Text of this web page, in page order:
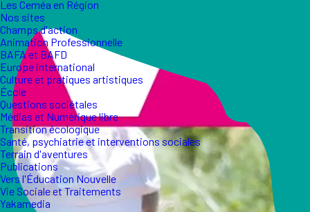
Les Ceméa en Région
Nos sites
Champs d'action
Animation Professionnelle
BAFA et BAFD
Europe international
Culture et pratiques artistiques
École
Questions sociétales
Médias et Numérique libre
Transition écologique
Santé, psychiatrie et interventions sociales
Terrain d'aventures
Publications
Vers l'Éducation Nouvelle
Vie Sociale et Traitements
Yakamedia